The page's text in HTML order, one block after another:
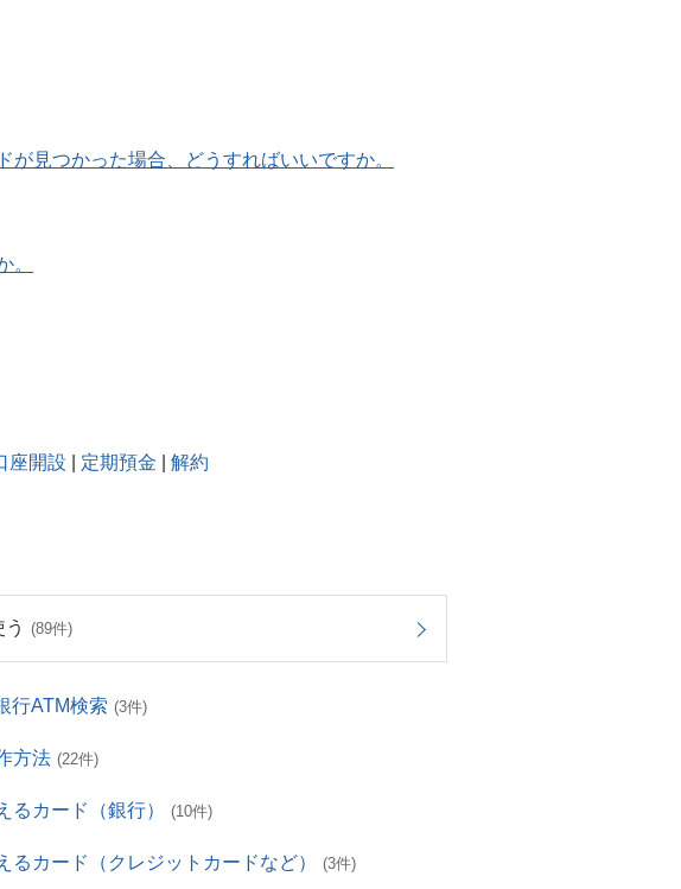
見つかった場合、どうすればいいですか。
。
座開設 定期預金 解約
(89件)
行ATM検索 (3件)
方法 (22件)
るカード（銀行） (10件)
るカード（クレジットカードなど） (3件)